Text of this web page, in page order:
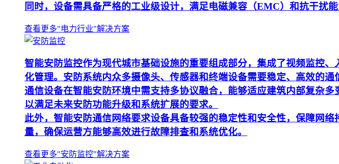
同时，设备需具备严格的工业级设计，满足电磁兼容（EMC）和抗干扰
查看更多"电力行业"解决方案
智能安防监控作为现代城市基础设施的重要组成部分，集成了视频监控
化管理。安防系统内众多摄像头、传感器和终端设备需要稳定、高效的通
通信设备在智能安防环境中需支持多协议融合，能够适应建筑内部复杂
以满足未来安防功能升级和系统扩展的要求。
此外，智能安防通信网络要求设备具备较强的稳定性和安全性，保障网
量，确保运营方能够高效进行故障排查和系统优化。
查看更多"安防监控"解决方案